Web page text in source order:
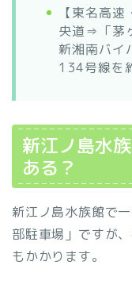
【東名高
央道⇒「茅
新湘南バイ
134号線を
新江ノ島水
ある？
新江ノ島水族館で
部駐車場」ですが、
もかかります。